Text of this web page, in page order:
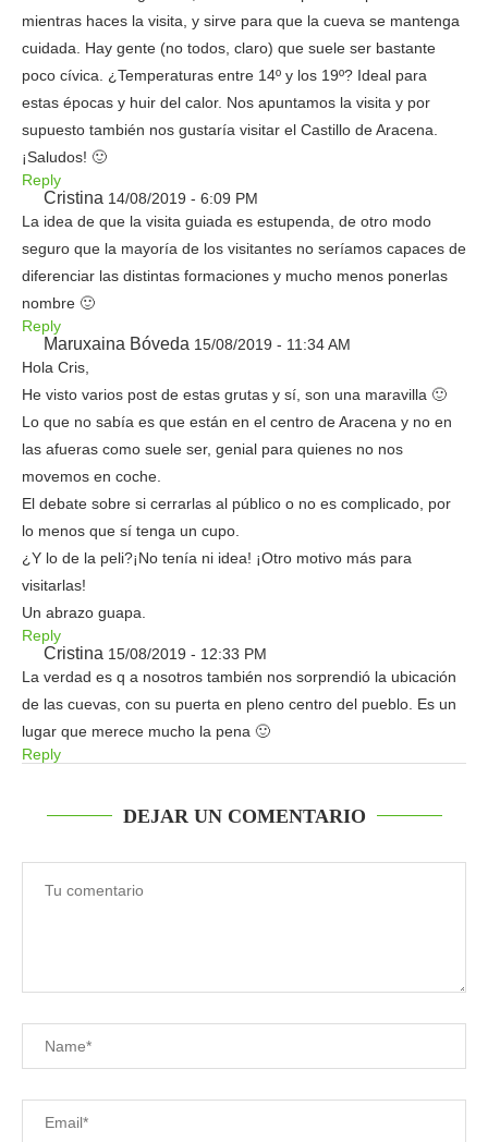
mientras haces la visita, y sirve para que la cueva se mantenga
cuidada. Hay gente (no todos, claro) que suele ser bastante
poco cívica. ¿Temperaturas entre 14º y los 19º? Ideal para
estas épocas y huir del calor. Nos apuntamos la visita y por
supuesto también nos gustaría visitar el Castillo de Aracena.
¡Saludos! 🙂
Reply
Cristina 14/08/2019 - 6:09 PM
La idea de que la visita guiada es estupenda, de otro modo
seguro que la mayoría de los visitantes no seríamos capaces de
diferenciar las distintas formaciones y mucho menos ponerlas
nombre 🙂
Reply
Maruxaina Bóveda 15/08/2019 - 11:34 AM
Hola Cris,
He visto varios post de estas grutas y sí, son una maravilla 🙂
Lo que no sabía es que están en el centro de Aracena y no en
las afueras como suele ser, genial para quienes no nos
movemos en coche.
El debate sobre si cerrarlas al público o no es complicado, por
lo menos que sí tenga un cupo.
¿Y lo de la peli?¡No tenía ni idea! ¡Otro motivo más para
visitarlas!
Un abrazo guapa.
Reply
Cristina 15/08/2019 - 12:33 PM
La verdad es q a nosotros también nos sorprendió la ubicación
de las cuevas, con su puerta en pleno centro del pueblo. Es un
lugar que merece mucho la pena 🙂
Reply
DEJAR UN COMENTARIO